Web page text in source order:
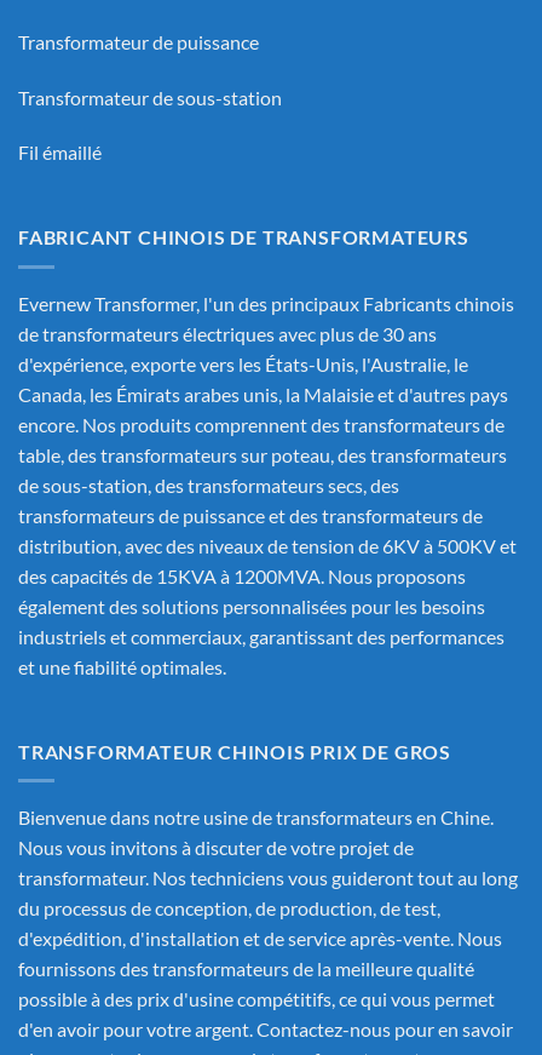
Transformateur de puissance
Transformateur de sous-station
Fil émaillé
FABRICANT CHINOIS DE TRANSFORMATEURS
Evernew Transformer, l'un des principaux Fabricants chinois
de transformateurs électriquesavec plus de 30 ans
d'expérience, exporte vers les États-Unis, l'Australie, le
Canada, les Émirats arabes unis, la Malaisie et d'autres pays
encore. Nos produits comprennent des transformateurs de
table, des transformateurs sur poteau, des transformateurs
de sous-station, des transformateurs secs, des
transformateurs de puissance et des transformateurs de
distribution, avec des niveaux de tension de 6KV à 500KV et
des capacités de 15KVA à 1200MVA. Nous proposons
également des solutions personnalisées pour les besoins
industriels et commerciaux, garantissant des performances
et une fiabilité optimales.
TRANSFORMATEUR CHINOIS PRIX DE GROS
Bienvenue dans notre usine de transformateurs en Chine.
Nous vous invitons à discuter de votre projet de
transformateur. Nos techniciens vous guideront tout au long
du processus de conception, de production, de test,
d'expédition, d'installation et de service après-vente. Nous
fournissons des transformateurs de la meilleure qualité
possible à des prix d'usine compétitifs, ce qui vous permet
d'en avoir pour votre argent. Contactez-nous pour en savoir